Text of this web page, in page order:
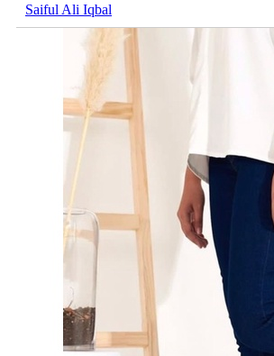
Saiful Ali Iqbal